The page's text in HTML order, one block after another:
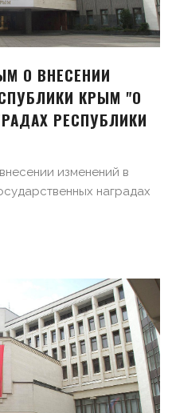
О ВНЕСЕНИИ
КРЫМ "О
РЕСПУБЛИКИ
изменений в
наградах